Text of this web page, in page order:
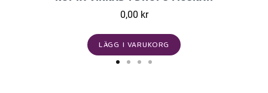
0,00 kr
LÄGG I VARUKORG